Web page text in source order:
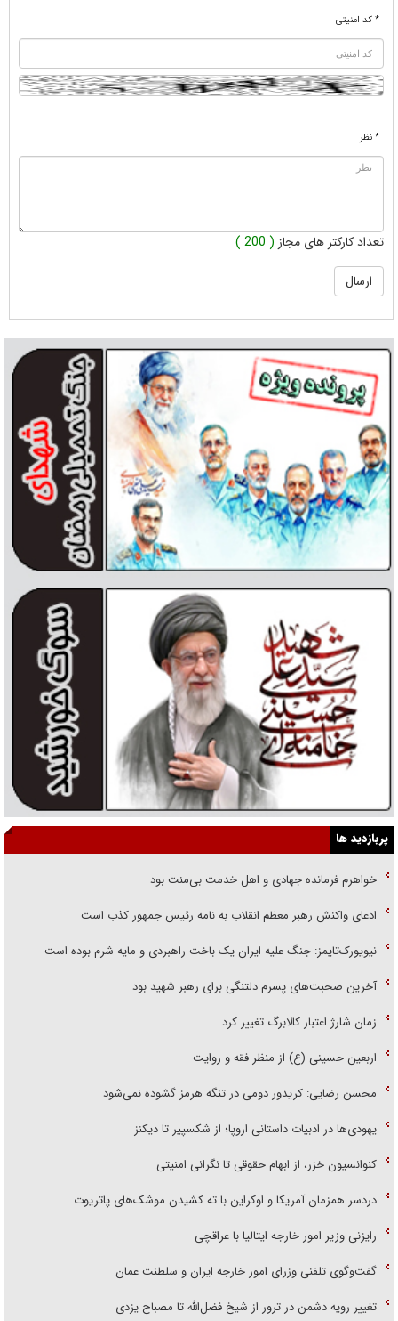
* کد امنیتی
* نظر
تعداد کارکتر های مجاز ( 200 )
پربازدید ها
خواهرم فرمانده جهادی و اهل خدمت بی‌منت بود
ادعای واکنش رهبر معظم انقلاب به نامه رئیس جمهور کذب است
نیویورک‌تایمز: جنگ علیه ایران یک باخت راهبردی و مایه شرم بوده است
آخرین صحبت‌های پسرم دلتنگی برای رهبر شهید بود
زمان شارژ اعتبار کالابرگ تغییر کرد
اربعین حسینی (ع) از منظر فقه و روایت
محسن رضایی: کریدور دومی در تنگه هرمز گشوده نمی‌شود
یهودی‌ها در ادبیات داستانی اروپا؛ از شکسپیر تا دیکنز
کنوانسیون خزر، از ابهام حقوقی تا نگرانی امنیتی
دردسر همزمان آمریکا و اوکراین با ته کشیدن موشک‌های پاتریوت
رایزنی وزیر امور خارجه ایتالیا با عراقچی
گفت‌وگوی تلفنی وزرای امور خارجه ایران و سلطنت عمان
تغییر رویه دشمن در ترور از شیخ فضل‌الله تا مصباح یزدی